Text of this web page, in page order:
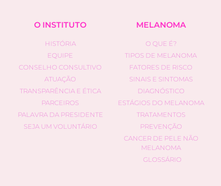
O INSTITUTO
HISTÓRIA
EQUIPE
CONSELHO CONSULTIVO
ATUAÇÃO
TRANSPARÊNCIA E ÉTICA
PARCEIROS
PALAVRA DA PRESIDENTE
SEJA UM VOLUNTÁRIO
MELANOMA
O QUE É?
TIPOS DE MELANOMA
FATORES DE RISCO
SINAIS E SINTOMAS
DIAGNÓSTICO
ESTÁGIOS DO MELANOMA
TRATAMENTOS
PREVENÇÃO
CANCER DE PELE NÃO
MELANOMA
GLOSSÁRIO